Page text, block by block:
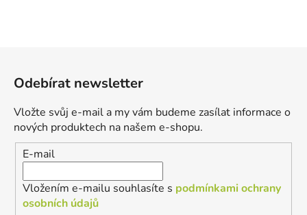
Odebírat newsletter
Vložte svůj e-mail a my vám budeme zasílat informace o
nových produktech na našem e-shopu.
E-mail
Vložením e-mailu souhlasíte s podmínkami ochrany
osobních údajů